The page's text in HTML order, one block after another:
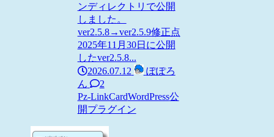
ンディレクトリで公開
しました。
ver2.5.8→ver2.5.9修正点
2025年11月30日に公開
したver2.5.8...
2026.07.12
ぽぽろ
ん
2
Pz-LinkCardWordPress公
開プラグイン